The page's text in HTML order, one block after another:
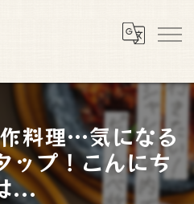
料理…気になる
ップ！こんにち
...